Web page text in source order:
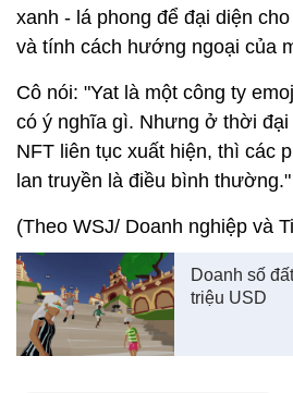
xanh - lá phong để đại diện
và tính cách hướng ngoại của
Cô nói: "Yat là một công ty
có ý nghĩa gì. Nhưng ở thời
NFT liên tục xuất hiện, thì các
lan truyền là điều bình thường."
(Theo WSJ/ Doanh nghiệp và
Doanh số
triệu USD